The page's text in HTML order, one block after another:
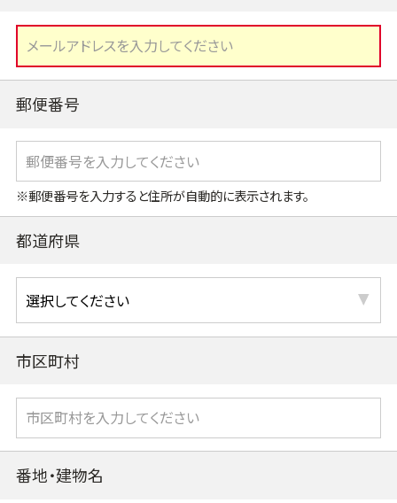
郵便番号
※郵便番号を入力すると住所が自動的に表示されます。
都道府県
市区町村
番地・建物名